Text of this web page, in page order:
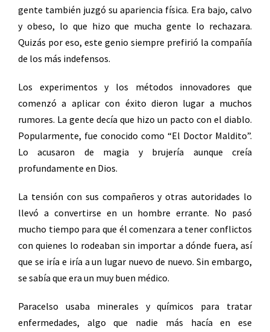
gente también juzgó su apariencia física. Era bajo, calvo
y obeso, lo que hizo que mucha gente lo rechazara.
Quizás por eso, este genio siempre prefirió la compañía
de los más indefensos.
Los experimentos y los métodos innovadores que
comenzó a aplicar con éxito dieron lugar a muchos
rumores. La gente decía que hizo un pacto con el diablo.
Popularmente, fue conocido como “El Doctor Maldito”.
Lo acusaron de magia y brujería aunque creía
profundamente en Dios.
La tensión con sus compañeros y otras autoridades lo
llevó a convertirse en un hombre errante. No pasó
mucho tiempo para que él comenzara a tener conflictos
con quienes lo rodeaban sin importar a dónde fuera, así
que se iría e iría a un lugar nuevo de nuevo. Sin embargo,
se sabía que era un muy buen médico.
Paracelso usaba minerales y químicos para tratar
enfermedades, algo que nadie más hacía en ese